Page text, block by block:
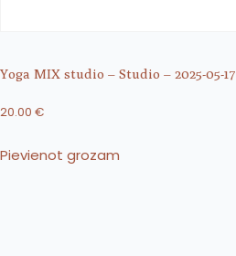
Yoga MIX studio – Studio – 2025-05-17
20.00 €
Pievienot grozam